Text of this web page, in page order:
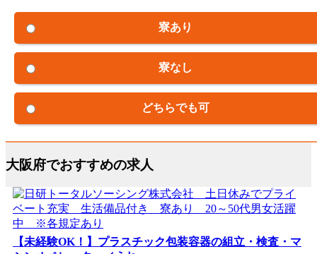
寮あり
寮なし
どちらでも可
大阪府でおすすめの求人
【未経験OK！】プラスチック包装容器の組立・検査・マ